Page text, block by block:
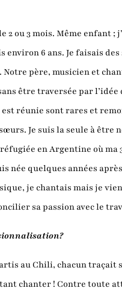
2 ou 3 mois. Même enfant
environ 6 ans. Je faisais
père, musicien et
être traversée par
réunie sont rares et
Je suis la seule à
en Argentine où
née quelques années
je chantais mais je
sa passion avec le
au Chili, chacun traçait
chanter ! Contre toute